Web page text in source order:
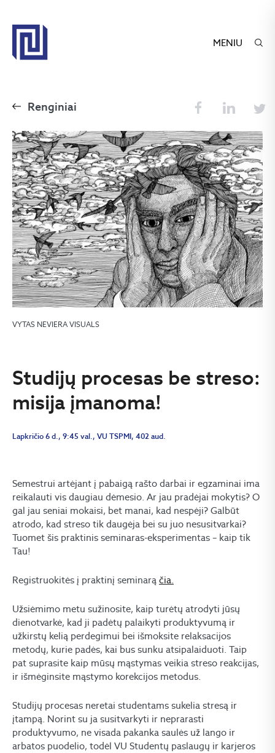
MENIU
Renginiai
VYTAS NEVIERA VISUALS
Studijų procesas be streso:
misija įmanoma!
Lapkričio 6 d., 9:45 val., VU TSPMI, 402 aud.
Semestrui artėjant į pabaigą rašto darbai ir egzaminai ima
reikalauti vis daugiau dėmesio. Ar jau pradėjai mokytis? O
gal jau seniai mokaisi, bet manai, kad nespėji? Galbūt
atrodo, kad streso tik daugėja bei su juo nesusitvarkai?
Tuomet šis praktinis seminaras-eksperimentas – kaip tik
Tau!
Registruokitės į praktinį seminarą čia.
Užsiėmimo metu sužinosite, kaip turėtų atrodyti jūsų
dienotvarkė, kad ji padėtų palaikyti produktyvumą ir
užkirstų kelią perdegimui bei išmoksite relaksacijos
metodų, kurie padės, kai bus sunku atsipalaiduoti. Taip
pat suprasite kaip mūsų mąstymas veikia streso reakcijas,
ir išmėginsite mąstymo korekcijos metodus.
Studijų procesas neretai studentams sukelia stresą ir
įtampą. Norint su ja susitvarkyti ir neprarasti
produktyvumo, ne visada pakanka saulės už lango ir
arbatos puodelio, todėl VU Studentų paslaugų ir karjeros